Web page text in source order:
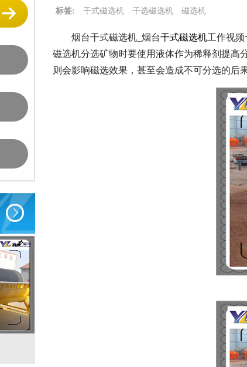
稀土
标签: 干式磁选机 干选磁选机 磁选机
烟台干式磁选机_烟台干式磁选机工作视
磁选机分选矿物时要使用液体作为稀释剂提高
则会影响磁选效果，甚至会造成不可分选的后果